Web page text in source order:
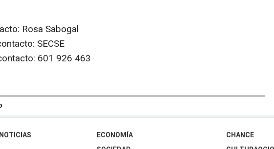
Rosa Sabogal
SECSE
601 926 463
ECONOMÍA
CHANCE